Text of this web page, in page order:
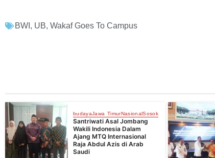
BWI , UB, Wakaf Goes To Campus
budayaJawa TimurNasionalSosok
Santriwati Asal Jombang
Wakili Indonesia Dalam
Ajang MTQ Internasional
Raja Abdul Azis di Arab
Saudi